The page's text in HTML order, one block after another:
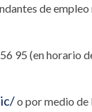
de empleo
95 (en horario
o por medio de